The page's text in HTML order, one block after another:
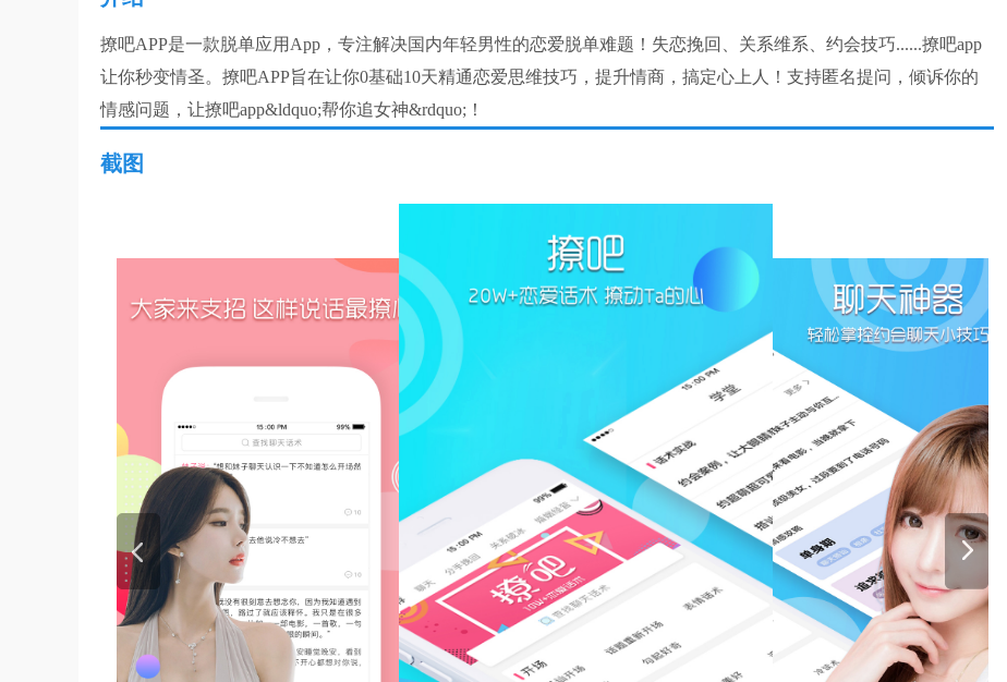
撩吧APP是一款脱单应用App，专注解决国内年轻男性的恋爱脱单难题！失恋挽回、关系维系、约会技巧......撩吧app
让你秒变情圣。撩吧APP旨在让你0基础10天精通恋爱思维技巧，提升情商，搞定心上人！支持匿名提问，倾诉你的
情感问题，让撩吧app&ldquo;帮你追女神&rdquo;！
截图